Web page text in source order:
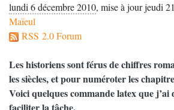
lundi 6 décembre 2010, mise à jour jeudi
Maïeul
RSS 2.0 Forum
Les historiens sont férus de chiffres
les siècles, et pour numéroter les
Voici quelques commande latex que